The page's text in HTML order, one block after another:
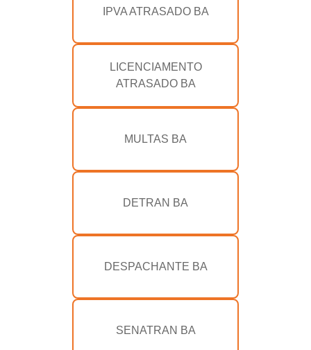
IPVA ATRASADO BA
LICENCIAMENTO
ATRASADO BA
MULTAS BA
DETRAN BA
DESPACHANTE BA
SENATRAN BA